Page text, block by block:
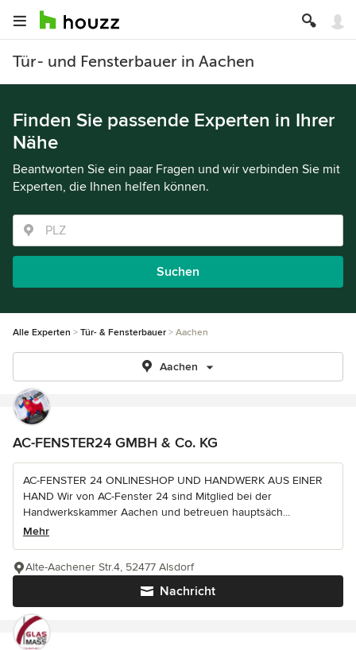
Tür- und Fensterbauer in Aachen
Finden Sie passende Experten in Ihrer
Nähe
Beantworten Sie ein paar Fragen und wir verbinden Sie mit
Experten, die Ihnen helfen können.
Suchen
Alle Experten Tür- & Fensterbauer Aachen
Aachen
AC-FENSTER24 GMBH & Co. KG
AC-FENSTER 24 ONLINESHOP UND HANDWERK AUS EINER
HAND Wir von AC-Fenster 24 sind Mitglied bei der
Handwerkskammer Aachen und betreuen hauptsäch...
Mehr
Nachricht
Alte-Aachener Str.4, 52477 Alsdorf